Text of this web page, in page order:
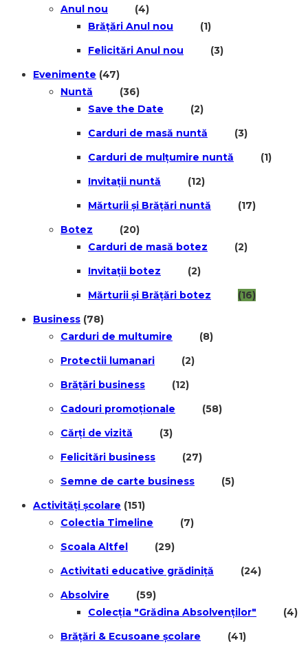
Anul nou
(4)
Brățări Anul nou
(1)
Felicitări Anul nou
(3)
Evenimente (47)
Nuntă
(36)
Save the Date
(2)
Carduri de masă nuntă
(3)
Carduri de mulțumire nuntă
(1)
Invitații nuntă
(12)
Mărturii și Brățări nuntă
(17)
Botez
(20)
Carduri de masă botez
(2)
Invitații botez
(2)
Mărturii și Brățări botez
(16)
Business (78)
Carduri de multumire
(8)
Protectii lumanari
(2)
Brățări business
(12)
Cadouri promoționale
(58)
Cărți de vizită
(3)
Felicitări business
(27)
Semne de carte business
(5)
Activități școlare (151)
Colectia Timeline
(7)
Scoala Altfel
(29)
Activitati educative grădiniță
(24)
Absolvire
(59)
Colecția "Grădina Absolvenților"
(4)
Brățări & Ecusoane școlare
(41)